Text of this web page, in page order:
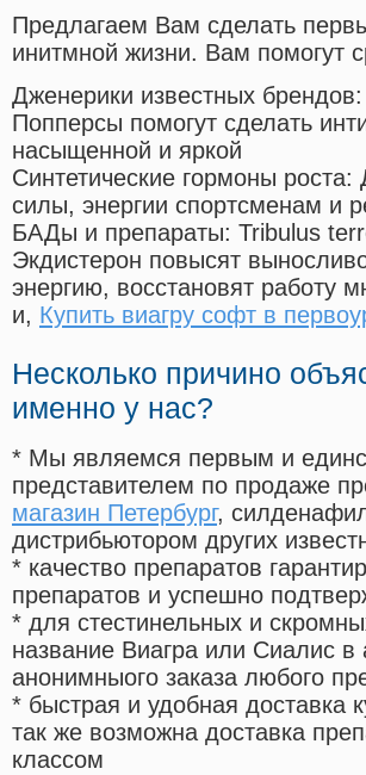
Предлагаем Вам сделать
инитмной жизни. Вам помогут
Дженерики известных брендов:
Попперсы помогут сделать
насыщенной и яркой
Синтетические гормоны роста:
силы, энергии спортсменам и
БАДы и препараты: Tribulus
Экдистерон повысят
энергию, восстановят работу
и, Купить виагру софт в
Несколько причино
именно у нас?
* Мы являемся первым и
представителем по продаже
магазин Петербург,
дистрибьютором других
* качество препаратов
препаратов и успешно
* для стестинельных и
название Виагра или Сиалис в
анонимныого заказа любого
* быстрая и удобная доставка
так же возможна доставка
классом